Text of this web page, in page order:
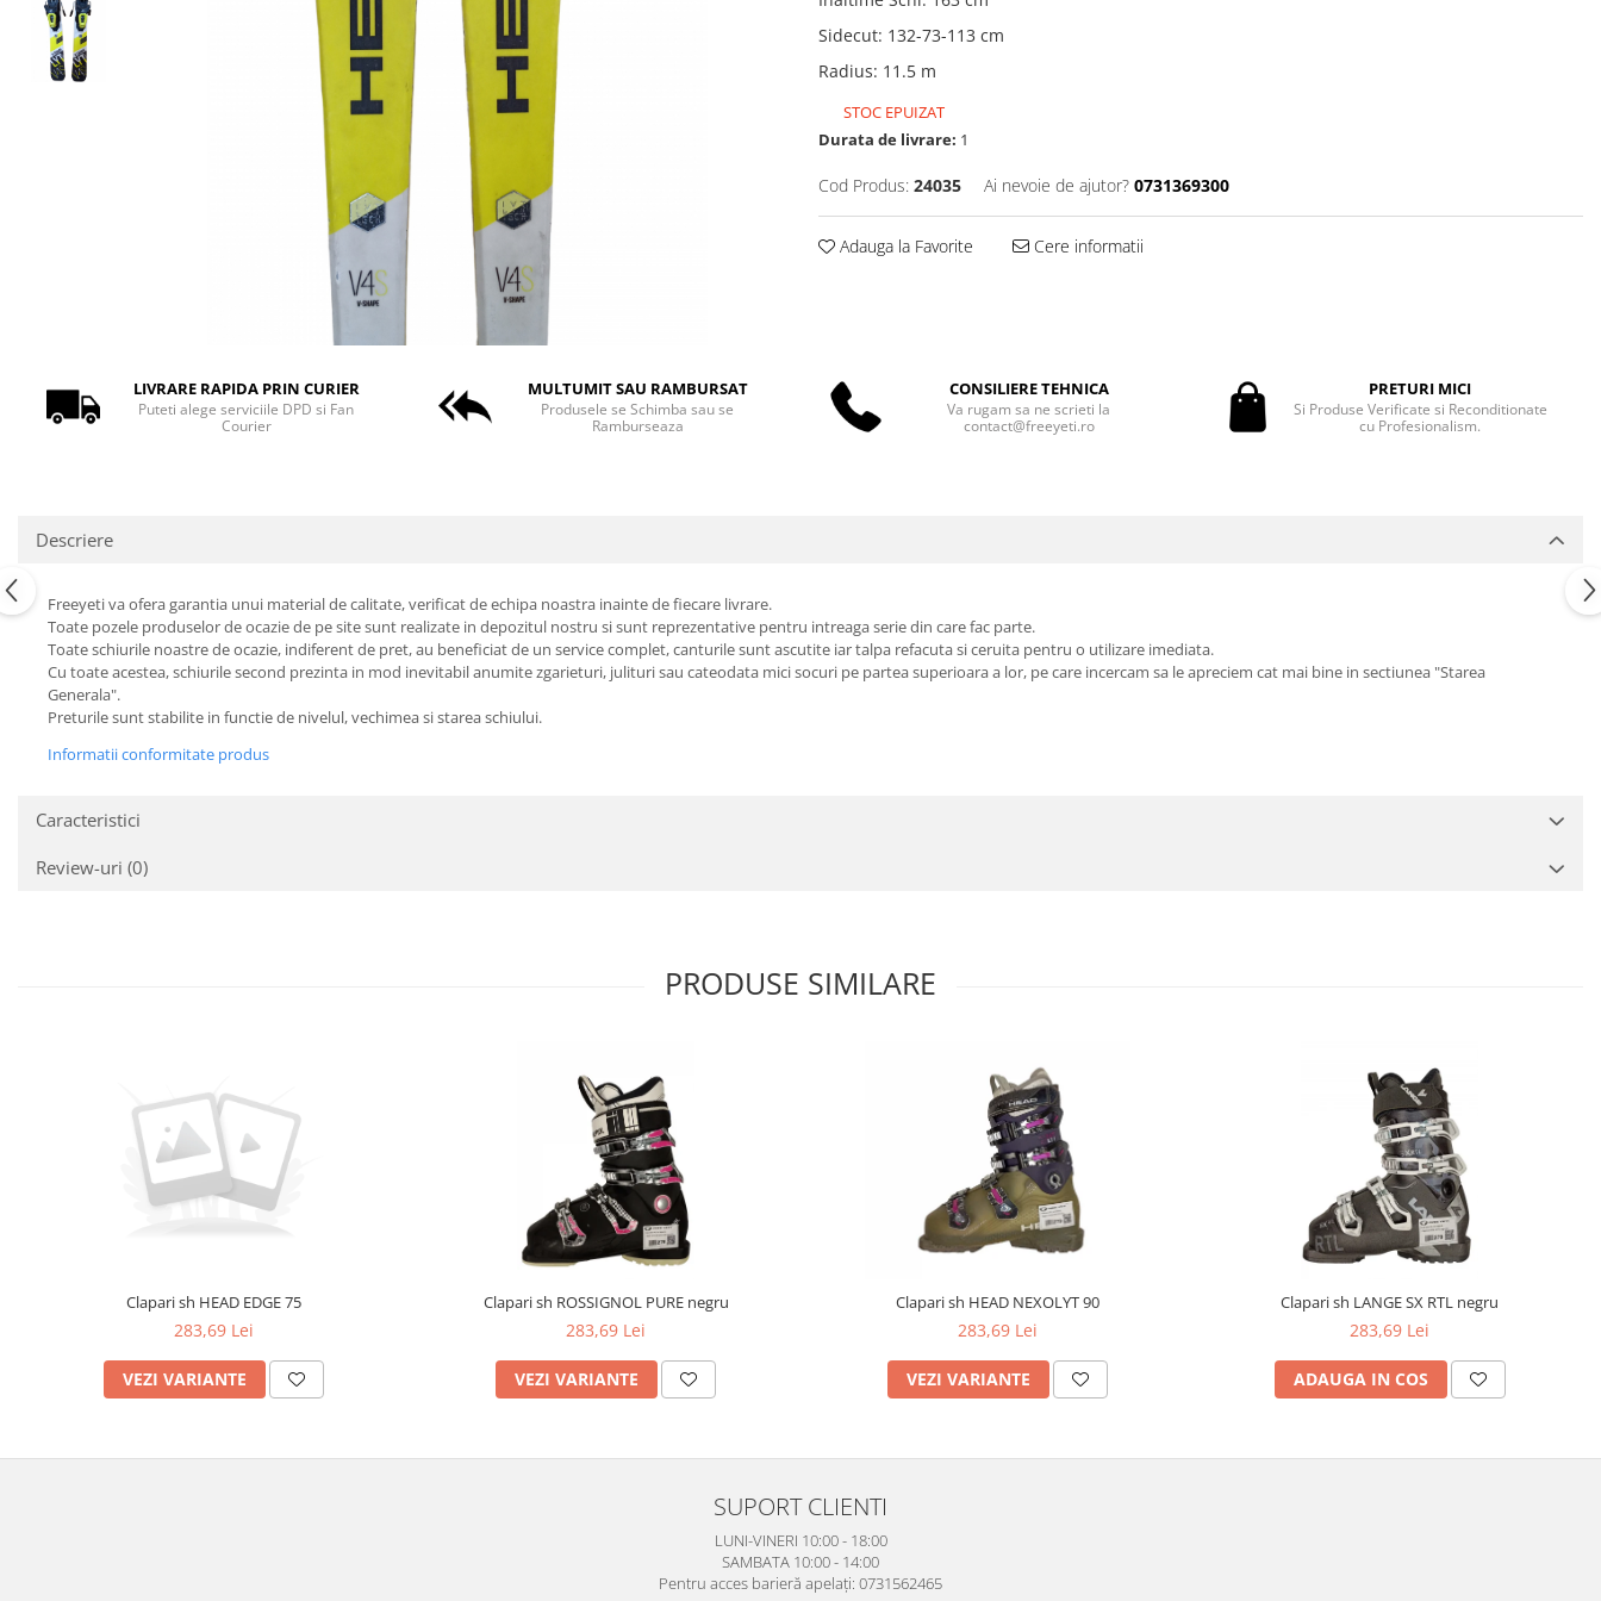
Bețe
Bețe sh adulți
Bețe sh copii
Sidecut: 132-73-113 cm
Radius: 11.5 m
STOC EPUIZAT
Durata de livrare: 1
Cod Produs: 24035 Ai nevoie de ajutor? 0731369300
Adauga la Favorite Cere informatii
LIVRARE RAPIDA PRIN CURIER
Puteti alege serviciile DPD si Fan
Courier
MULTUMIT SAU RAMBURSAT
Produsele se Schimba sau se
Ramburseaza
CONSILIERE TEHNICA
Va rugam sa ne scrieti la
contact@freeyeti.ro
PRETURI MICI
Si Produse Verificate si Reconditionate
cu Profesionalism.
Descriere
Freeyeti va ofera garantia unui material de calitate, verificat de echipa noastra inainte de fiecare livrare.
Toate pozele produselor de ocazie de pe site sunt realizate in depozitul nostru si sunt reprezentative pentru intreaga serie din care fac parte.
Toate schiurile noastre de ocazie, indiferent de pret, au beneficiat de un service complet, canturile sunt ascutite iar talpa refacuta si ceruita pentru o utilizare imediata.
Cu toate acestea, schiurile second prezinta in mod inevitabil anumite zgarieturi, julituri sau cateodata mici socuri pe partea superioara a lor, pe care incercam sa le apreciem cat mai bine in sectiunea "Starea
Generala".
Preturile sunt stabilite in functie de nivelul, vechimea si starea schiului.
Informatii conformitate produs
Caracteristici
Review-uri (0)
PRODUSE SIMILARE
Clapari sh HEAD EDGE 75
283,69 Lei
VEZI VARIANTE
Clapari sh ROSSIGNOL PURE negru
283,69 Lei
VEZI VARIANTE
Clapari sh HEAD NEXOLYT 90
283,69 Lei
VEZI VARIANTE
Clapari sh LANGE SX RTL negru
283,69 Lei
ADAUGA IN COS
SUPORT CLIENTI
LUNI-VINERI 10:00 - 18:00
SAMBATA 10:00 - 14:00
Pentru acces barieră apelați: 0731562465